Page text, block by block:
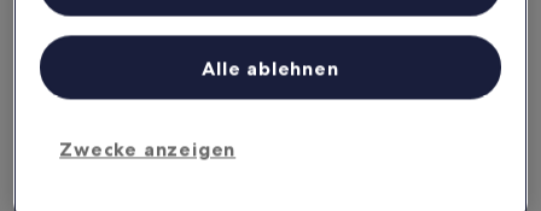
Stets auf dem Laufenden
Greif bequem auch ohne WLAN auf deinen
Liste der Partner (Lieferanten)
Zwecke anzeigen
Alle ablehnen